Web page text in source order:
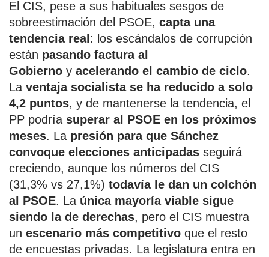
El CIS, pese a sus habituales sesgos de
sobreestimación del PSOE, capta una
tendencia real : los escándalos de corrupción
están pasando factura al
Gobierno y acelerando el cambio de ciclo.
La ventaja socialista se ha reducido a solo
4,2 puntos, y de mantenerse la tendencia, el
PP podría superar al PSOE en los próximos
meses. La presión para que Sánchez
convoque elecciones anticipadas seguirá
creciendo, aunque los números del CIS
(31,3% vs 27,1%) todavía le dan un colchón
al PSOE. La única mayoría viable sigue
siendo la de derechas, pero el CIS muestra
un escenario más competitivo que el resto
de encuestas privadas. La legislatura entra en